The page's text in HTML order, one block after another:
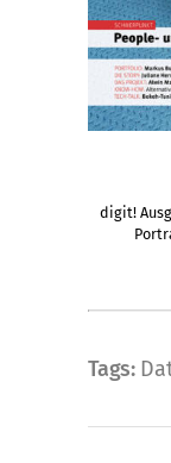
weist
mehrere
auf
digit!
Tags: